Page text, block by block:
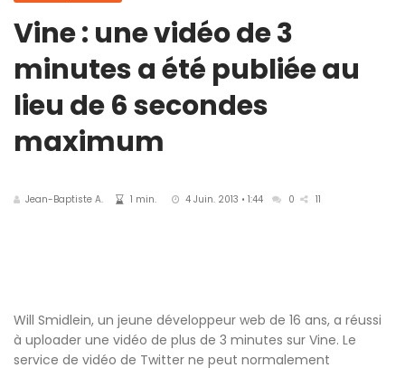
Vine : une vidéo de 3
minutes a été publiée au
lieu de 6 secondes
maximum
Jean-Baptiste A. 1 min. 4 Juin. 2013 • 1:44 0 11
Will Smidlein, un jeune développeur web de 16 ans, a réussi
à uploader une vidéo de plus de 3 minutes sur Vine. Le
service de vidéo de Twitter ne peut normalement